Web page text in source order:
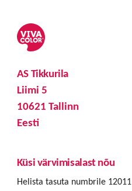
AS Tikkurila
Liimi 5
10621 Tallinn
Eesti
Küsi värvimisalast nõu
Helista tasuta numbrile 12011